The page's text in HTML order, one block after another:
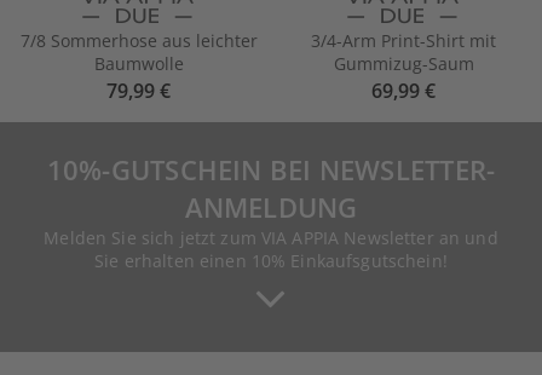
7/8 Sommerhose aus leichter
Baumwolle
79,99 €
3/4-Arm Print-Shirt mit
Gummizug-Saum
69,99 €
10%-GUTSCHEIN BEI NEWSLETTER-
ANMELDUNG
Melden Sie sich jetzt zum VIA APPIA Newsletter an und
Sie erhalten einen 10% Einkaufsgutschein!